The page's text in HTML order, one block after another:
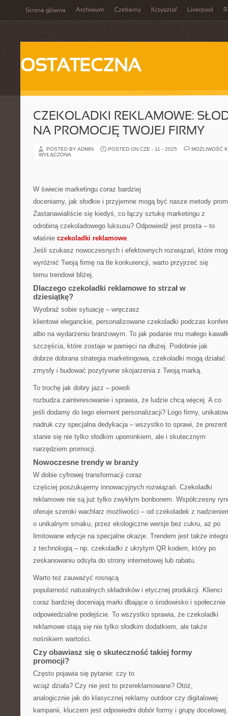
Strona główna Archiwum Czekamy Krzysztof Liverpool
OSTATECZNA
CZEKOLADKI REKLAMOWE:
NA PROMOCJĘ TWOJEJ FIRMY
POSTED BY ADMIN POSTED ON CZE - 11 - 2025
MOŻLIWOŚĆ
WYŁĄCZONA
W świecie marketingu coraz bardziej
doceniamy, jak słodkie i przyjemne mogą być nasze metody
Zastanawialiście się kiedyś, co łączy sztukę marketingu z
odrobiną czekoladowego luksusu? Odpowiedź jest prosta – to
właśnie czekoladki reklamowe.
Jeśli szukasz nowoczesnych i efektownych rozwiązań, które
wyróżnić Twoją firmę na tle konkurencji, warto przyjrzeć się
temu trendowi bliżej.
Dlaczego czekoladki reklamowe to strzał w
dziesiątkę?
Wyobraź sobie sytuację – wręczasz
klientowi eleganckie, personalizowane czekoladki podczas
albo na wydarzeniu branżowym. To jak podanie mu małego
szczęścia, które zostaje w pamięci na dłużej. Podobnie jak
dobrze dobrana strategia marketingowa, czekoladki mogą działać
zmysły i budować pozytywne skojarzenia z Twoją marką.
To trochę jak dobry jazz – powoli
rozbudza zainteresowanie i sprawia, że ludzie chcą więcej. A co
jeśli dodamy do tego element personalizacji? Logo firmy,
nadruk czy specjalna dedykacja – wszystko to sprawi, że prezent
stanie się nie tylko słodkim upominkiem, ale i skutecznym
narzędziem promocji.
Nowoczesne trendy w branży
W dobie cyfrowej transformacji coraz
częściej poszukujemy innowacyjnych rozwiązań. Czekoladki
reklamowe nie są już tylko zwykłym bonbonem. Współczesny
oferuje szeroki wachlarz możliwości – od czekoladek z
o unikalnym smaku, przez ekologiczne wersje bez cukru, aż po
limitowane edycje na specjalne okazje. Trendem jest także
z technologią – np. czekoladki z ukrytym QR kodem, który po
zeskanowaniu odsyła do strony internetowej lub rabatu.
Warto też zauważyć rosnącą
popularność naturalnych składników i etycznej produkcji. Klienci
coraz bardziej doceniają marki dbające o środowisko i społecznie
odpowiedzialne podejście. To wszystko sprawia, że czekoladki
reklamowe stają się nie tylko słodkim dodatkiem, ale także
nośnikiem wartości.
Czy obawiasz się o skuteczność takiej formy
promocji?
Często pojawia się pytanie: czy to
wciąż działa? Czy nie jest to przereklamowane? Otóż,
analogicznie jak do klasycznej reklamy outdoor czy digitalowej
kampanii, kluczem jest odpowiedni dobór formy i grupy docelowej.